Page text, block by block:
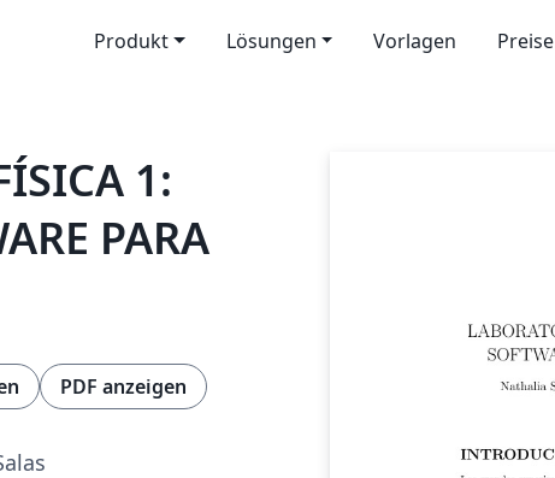
Produkt Lösungen Vorlagen Preise
1:
PARA
PDF anzeigen